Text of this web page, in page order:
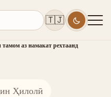
🇹🇯
аз намакат рехтаанд
Ҳилолӣ